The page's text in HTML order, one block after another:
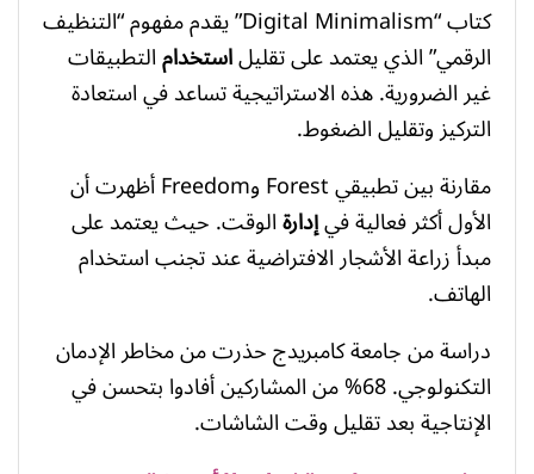
كتاب “Digital Minimalism” يقدم مفهوم “التنظيف
الرقمي” الذي يعتمد على تقليلاستخدامالتطبيقات
غير الضرورية. هذه الاستراتيجية تساعد في استعادة
التركيز وتقليل الضغوط.
مقارنة بين تطبيقي Forest وFreedom أظهرت أن
الأول أكثر فعالية فيإدارةالوقت. حيث يعتمد على
مبدأ زراعة الأشجار الافتراضية عند تجنب استخدام
الهاتف.
دراسة من جامعة كامبريدج حذرت من مخاطر الإدمان
التكنولوجي. 68% من المشاركين أفادوا بتحسن في
الإنتاجية بعد تقليل وقت الشاشات.